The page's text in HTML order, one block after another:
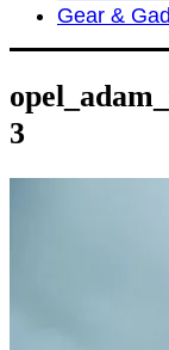
Gear &
3